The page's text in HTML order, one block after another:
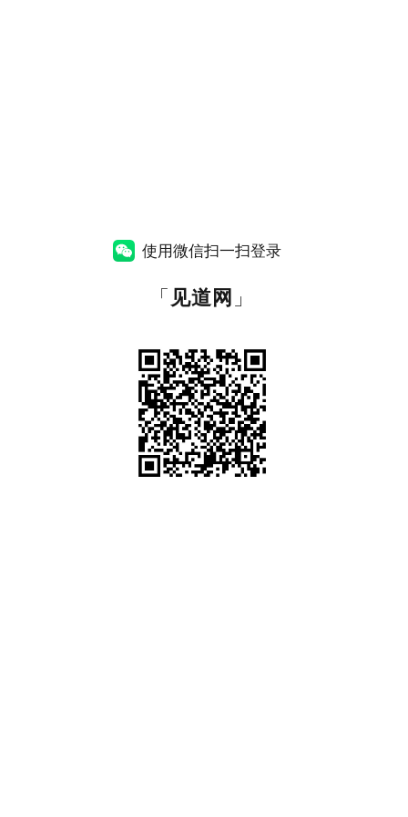
使用微信扫一扫登录
「 见道网 」